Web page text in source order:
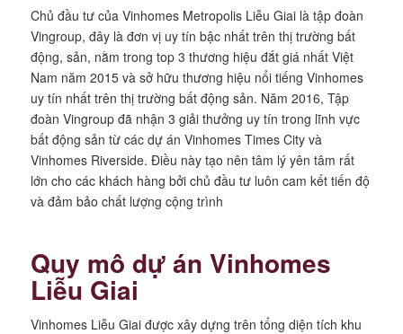
Chủ đầu tư của Vinhomes Metropolis Liễu Giai là tập đoàn
Vingroup, đây là đơn vị uy tín bậc nhất trên thị trường bất
động, sản, nằm trong top 3 thương hiệu đắt giá nhất Việt
Nam năm 2015 và sở hữu thương hiệu nổi tiếng Vinhomes
uy tín nhất trên thị trường bất động sản. Năm 2016, Tập
đoàn Vingroup đã nhận 3 giải thưởng uy tín trong lĩnh vực
bất động sản từ các dự án Vinhomes Times City và
Vinhomes Riverside. Điều này tạo nên tâm lý yên tâm rất
lớn cho các khách hàng bởi chủ đầu tư luôn cam kết tiến độ
và đảm bảo chất lượng cộng trình
Quy mô dự án Vinhomes
Liễu Giai
Vinhomes Liễu Giai được xây dựng trên tổng diện tích khu